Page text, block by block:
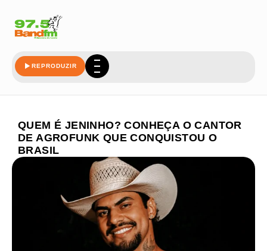
REPRODUZIR
QUEM É JENINHO? CONHEÇA O CANTOR
DE AGROFUNK QUE CONQUISTOU O
BRASIL